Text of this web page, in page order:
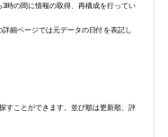
時の間に情報の取得、再構成を行ってい
細ページでは元データの日付を表記し
すことができます。並び順は更新順、評